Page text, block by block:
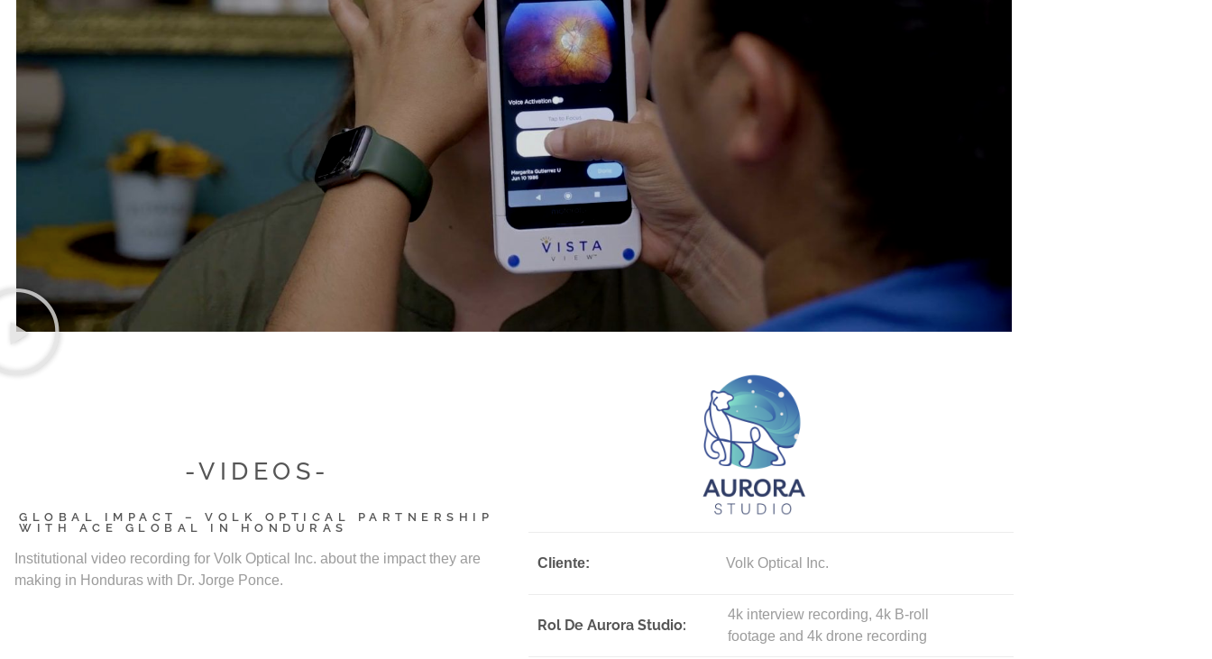
-VIDEOS-
GLOBAL IMPACT – VOLK OPTICAL PARTNERSHIP
WITH ACE GLOBAL IN HONDURAS
Institutional video recording for Volk Optical Inc. about the impact they are
making in Honduras with Dr. Jorge Ponce.
Cliente: Volk Optical Inc.
Rol De Aurora Studio:
4k interview recording, 4k B-roll
footage and 4k drone recording